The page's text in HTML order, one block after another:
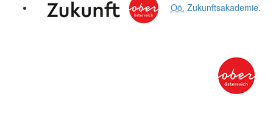
Oö. Zukunftsakademie.